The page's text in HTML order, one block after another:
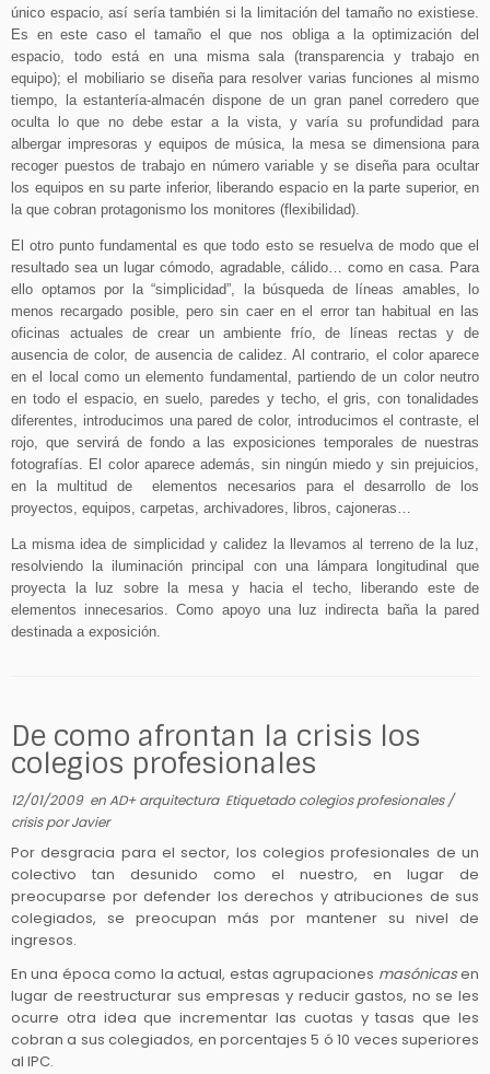
único espacio, así sería también si la limitación del tamaño no existiese.
Es en este caso el tamaño el que nos obliga a la optimización del
espacio, todo está en una misma sala (transparencia y trabajo en
equipo); el mobiliario se diseña para resolver varias funciones al mismo
tiempo, la estantería-almacén dispone de un gran panel corredero que
oculta lo que no debe estar a la vista, y varía su profundidad para
albergar impresoras y equipos de música, la mesa se dimensiona para
recoger puestos de trabajo en número variable y se diseña para ocultar
los equipos en su parte inferior, liberando espacio en la parte superior, en
la que cobran protagonismo los monitores (flexibilidad).
El otro punto fundamental es que todo esto se resuelva de modo que el
resultado sea un lugar cómodo, agradable, cálido… como en casa. Para
ello optamos por la “simplicidad”, la búsqueda de líneas amables, lo
menos recargado posible, pero sin caer en el error tan habitual en las
oficinas actuales de crear un ambiente frío, de líneas rectas y de
ausencia de color, de ausencia de calidez. Al contrario, el color aparece
en el local como un elemento fundamental, partiendo de un color neutro
en todo el espacio, en suelo, paredes y techo, el gris, con tonalidades
diferentes, introducimos una pared de color, introducimos el contraste, el
rojo, que servirá de fondo a las exposiciones temporales de nuestras
fotografías. El color aparece además, sin ningún miedo y sin prejuicios,
en la multitud de
elementos necesarios para el desarrollo de los
proyectos, equipos, carpetas, archivadores, libros, cajoneras…
La misma idea de simplicidad y calidez la llevamos al terreno de la luz,
resolviendo la iluminación principal con una lámpara longitudinal que
proyecta la luz sobre la mesa y hacia el techo, liberando este de
elementos innecesarios. Como apoyo una luz indirecta baña la pared
destinada a exposición.
De como afrontan la crisis los
colegios profesionales
12/01/2009enAD+ arquitectura Etiquetado colegios profesionales/
crisisporJavier
Por desgracia para el sector, los colegios profesionales de un
colectivo tan desunido como el nuestro, en lugar de
preocuparse por defender los derechos y atribuciones de sus
colegiados, se preocupan más por mantener su nivel de
ingresos.
En una época como la actual, estas agrupaciones masónicasen
lugar de reestructurar sus empresas y reducir gastos, no se les
ocurre otra idea que incrementar las cuotas y tasas que les
cobran a sus colegiados, en porcentajes 5 ó 10 veces superiores
al IPC.